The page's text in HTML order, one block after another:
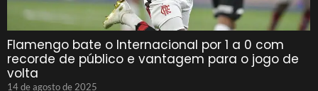
Flamengo bate o Internacional por 1 a 0 com
recorde de público e vantagem para o jogo de
volta
14 de agosto de 2025